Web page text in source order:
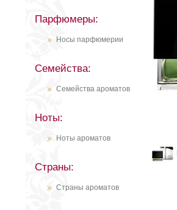
Парфюмеры:
Носы парфюмерии
Семейства:
Семейства ароматов
Ноты:
Ноты ароматов
Страны:
Страны ароматов